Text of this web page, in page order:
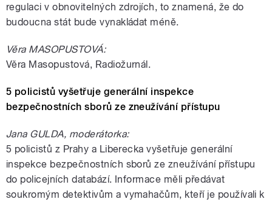
regulaci v obnovitelných zdrojích, to znamená, že do
budoucna stát bude vynakládat méně.
Věra MASOPUSTOVÁ:
Věra Masopustová, Radiožurnál.
5 policistů vyšetřuje generální inspekce
bezpečnostních sborů ze zneužívání přístupu
Jana GULDA, moderátorka:
5 policistů z Prahy a Liberecka vyšetřuje generální
inspekce bezpečnostních sborů ze zneužívání přístupu
do policejních databází. Informace měli předávat
soukromým detektivům a vymahačům, kteří je používali k